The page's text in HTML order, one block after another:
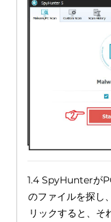
1.4 SpyHunterが
のファイルを探し
リックすると、そ